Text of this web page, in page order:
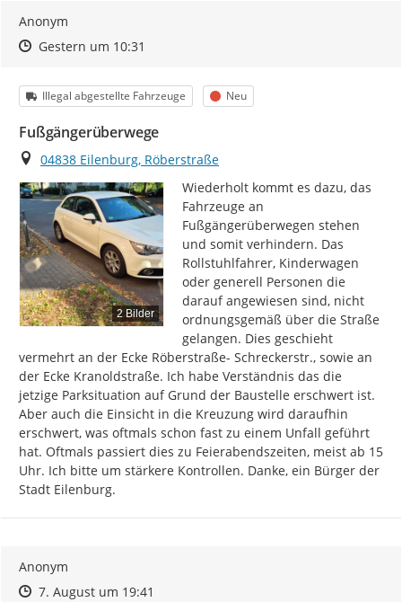
Anonym
Zeitpunkt des Erstellens
Zeitpunkt des Erstellens
Gestern um 10:31
Kategorie
Illegal abgestellte Fahrzeuge Status
Neu
Fußgängerüberwege
Ort
04838 Eilenburg, Röberstraße
2 Bilder
Wiederholt kommt es dazu, das
Fahrzeuge an
Fußgängerüberwegen stehen
und somit verhindern. Das
Rollstuhlfahrer, Kinderwagen
oder generell Personen die
darauf angewiesen sind, nicht
ordnungsgemäß über die Straße
gelangen. Dies geschieht
vermehrt an der Ecke Röberstraße- Schreckerstr., sowie an
der Ecke Kranoldstraße. Ich habe Verständnis das die
jetzige Parksituation auf Grund der Baustelle erschwert ist.
Aber auch die Einsicht in die Kreuzung wird daraufhin
erschwert, was oftmals schon fast zu einem Unfall geführt
hat. Oftmals passiert dies zu Feierabendszeiten, meist ab 15
Uhr. Ich bitte um stärkere Kontrollen. Danke, ein Bürger der
Stadt Eilenburg.
Anonym
Zeitpunkt des Erstellens
Zeitpunkt des Erstellens
7. August um 19:41